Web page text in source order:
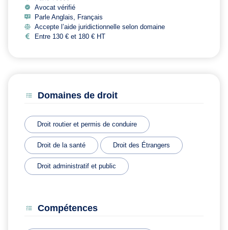
Avocat vérifié
Parle Anglais, Français
Accepte l’aide juridictionnelle selon domaine
Entre 130 € et 180 € HT
Domaines de droit
Droit routier et permis de conduire
Droit de la santé Droit des Étrangers
Droit administratif et public
Compétences